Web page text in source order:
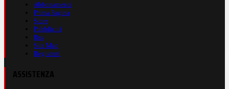
Abbonamenti
Prima Pagina
Store
Pubblicità
Rss
Site Map
Registrati